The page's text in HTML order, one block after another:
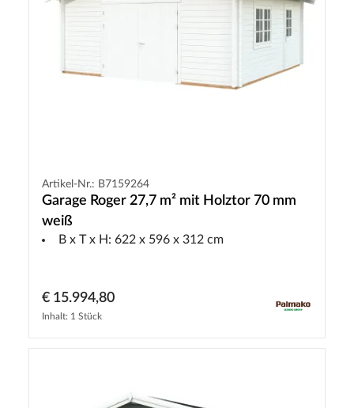
Artikel-Nr.: B7159264
Garage Roger 27,7 m² mit Holztor 70 mm
weiß
B x T x H: 622 x 596 x 312 cm
€ 15.994,80
Inhalt: 1 Stück